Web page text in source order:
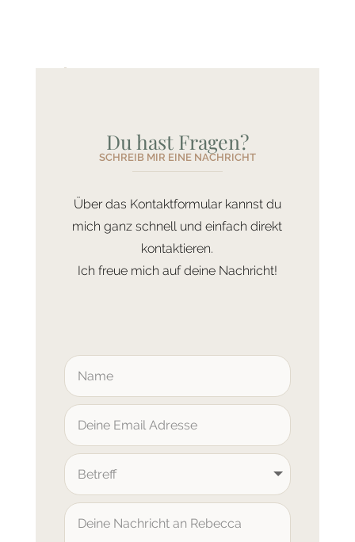
Du hast Fragen?
SCHREIB MIR EINE NACHRICHT
Über das Kontaktformular kannst du
mich ganz schnell und einfach direkt
kontaktieren.
Ich freue mich auf deine Nachricht!
Kontaktform